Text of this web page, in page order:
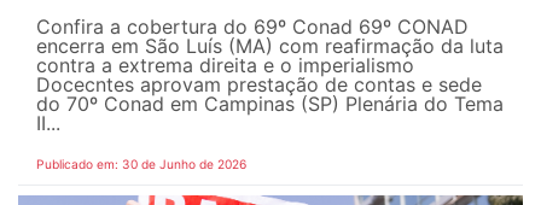
Confira a cobertura do 69º Conad 69º CONAD
encerra em São Luís (MA) com reafirmação da luta
contra a extrema direita e o imperialismo
Docecntes aprovam prestação de contas e sede
do 70º Conad em Campinas (SP) Plenária do Tema
II...
Publicado em: 30 de Junho de 2026